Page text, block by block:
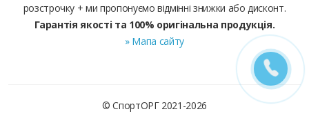
розстрочку + ми пропонуємо відмінні знижки або дисконт.
Гарантія якості та 100% оригінальна продукція.
» Мапа сайту
© СпортОРГ 2021-2026